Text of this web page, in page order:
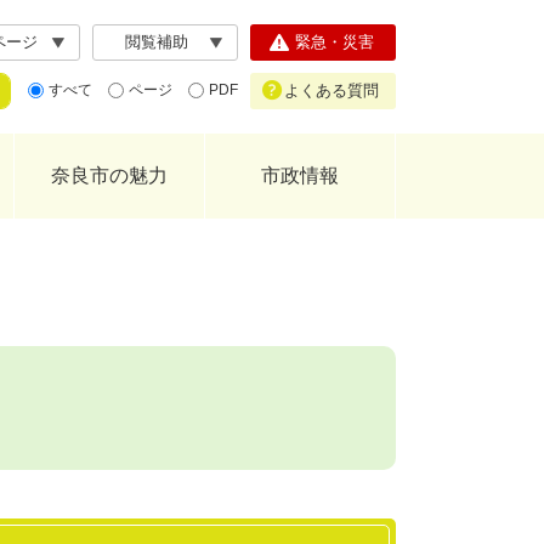
ージ 閲覧補助
すべて ページ PDF
緊急・災害
よくある質問
奈良市の魅力 市政情報